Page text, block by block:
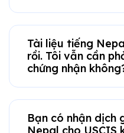
Tài liệu tiếng
rồi. Tôi vẫn cần
chứng nhận
Bạn có nhận dịch
Nepal cho USCIS